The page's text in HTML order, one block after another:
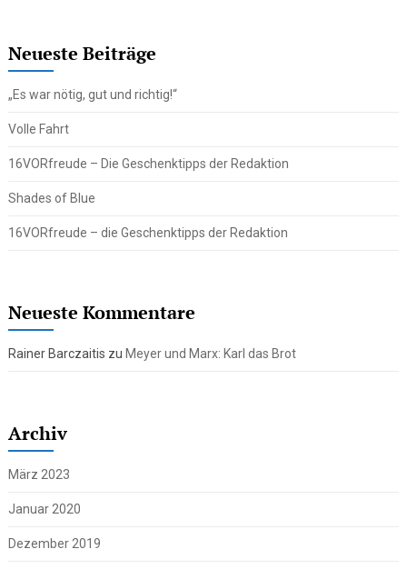
Neueste Beiträge
„Es war nötig, gut und richtig!“
Volle Fahrt
16VORfreude – Die Geschenktipps der Redaktion
Shades of Blue
16VORfreude – die Geschenktipps der Redaktion
Neueste Kommentare
Rainer Barczaitis zu Meyer und Marx: Karl das Brot
Archiv
März 2023
Januar 2020
Dezember 2019